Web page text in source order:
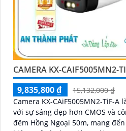
CAMERA KX-CAIF5005MN2-
9,835,800 ₫
15,132,000 ₫
Camera KX-CAiF5005MN2-TiF-A
với sự sáng đẹp hơn CMOS và
đêm Hồng Ngoại 50m, mang